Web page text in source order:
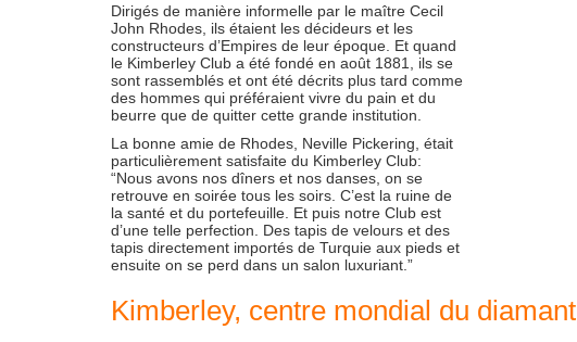
Dirigés de manière informelle par le maître Cecil
John Rhodes, ils étaient les décideurs et les
constructeurs d’Empires de leur époque. Et quand
le Kimberley Club a été fondé en août 1881, ils se
sont rassemblés et ont été décrits plus tard comme
des hommes qui préféraient vivre du pain et du
beurre que de quitter cette grande institution.
La bonne amie de Rhodes, Neville Pickering, était
particulièrement satisfaite du Kimberley Club:
“Nous avons nos dîners et nos danses, on se
retrouve en soirée tous les soirs. C’est la ruine de
la santé et du portefeuille. Et puis notre Club est
d’une telle perfection. Des tapis de velours et des
tapis directement importés de Turquie aux pieds et
ensuite on se perd dans un salon luxuriant.”
Kimberley, centre mondial du diamant